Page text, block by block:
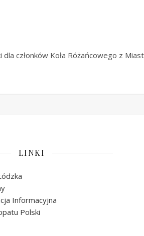
członków Koła Różańcowego z
LINKI
Informacyjna
Polski